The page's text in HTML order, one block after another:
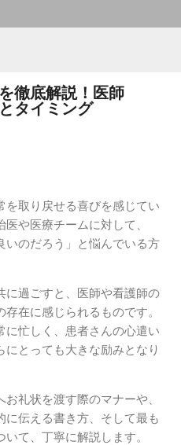
徹底解説！医師
タイミング
を取り戻せる喜びを感じてい
や医療チームに対して、
いのだろう」と悩んでいる方
に過ごすと、医師や看護師の
在に感じられるものです。
に忙しく、患者さんの心遣い
とっても大きな励みとなり
礼状を渡す際のマナーや、
伝える書き方、そして最も
て、丁寧に解説します。